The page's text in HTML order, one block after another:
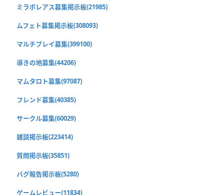
ミラボレアス募集掲示板(21985)
ムフェト募集掲示板(308093)
マルチプレイ募集(399100)
導きの地募集(44206)
マムタロト募集(97087)
フレンド募集(40385)
サークル募集(60029)
雑談掲示板(223414)
質問掲示板(35851)
バグ報告掲示板(5280)
ゲームレビュー(11834)